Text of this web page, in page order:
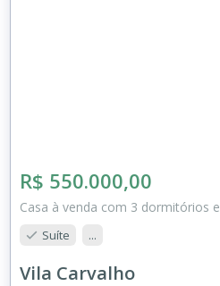
R$ 550.000,00
Casa à venda com 3 dormitórios
Suíte ...
Vila Carvalho